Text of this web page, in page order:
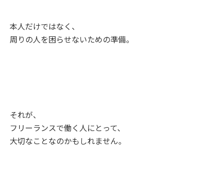
本人だけではなく、
周りの人を困らせないための準備。
それが、
フリーランスで働く人にとって、
大切なことなのかもしれません。